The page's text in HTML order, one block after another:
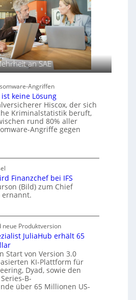
an SAE
Angriffen
keine Lösung
Hiscox, der sich
Kriminalstatistik beruft,
rund 80% aller
Angriffe gegen
Finanzchef bei IFS
(Bild) zum Chief
ernannt.
neue Produktversion
JuliaHub erhält 65
Start von Version 3.0
KI-Plattform für
Dyad, sowie den
B-
über 65 Millionen US-